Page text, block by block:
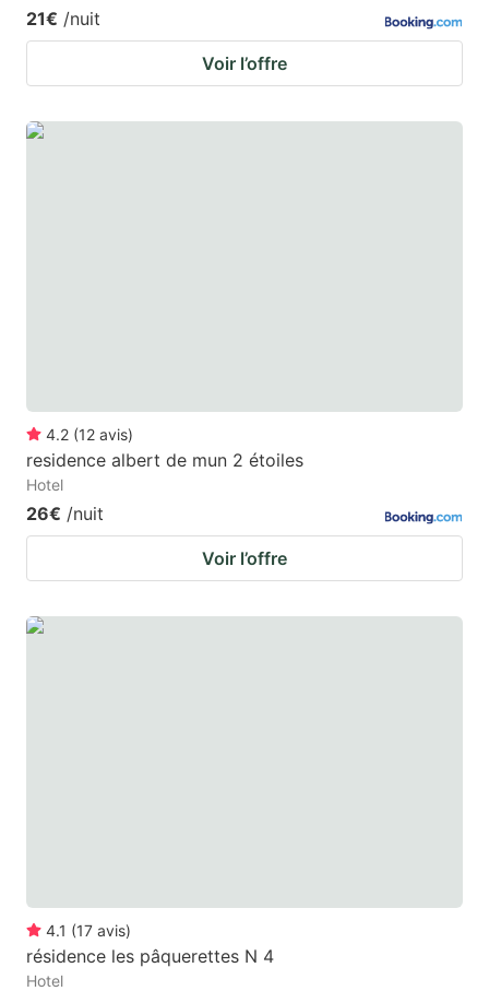
21€ /nuit
Voir l’offre
4.2 (12 avis)
residence albert de mun 2 étoiles
Hotel
26€ /nuit
Voir l’offre
4.1 (17 avis)
résidence les pâquerettes N 4
Hotel